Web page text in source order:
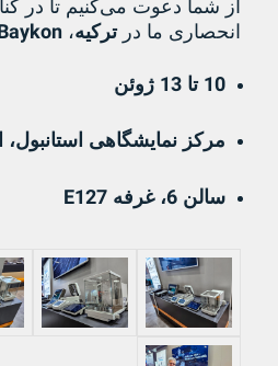
از شما دعوت می‌کنیم تا در
انحصاری ما درترکیه،
10 تا 13 ژوئن
مرکز نمایشگاهی استانبول،
سالن 6، غرفه E127